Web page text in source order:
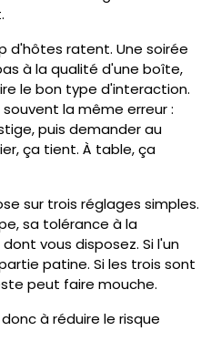
d'hôtes ratent. Une soirée
à la qualité d'une boîte,
le bon type d'interaction.
souvent la même erreur :
puis demander au
ça tient. À table, ça
sur trois réglages simples.
sa tolérance à la
vous disposez. Si l'un
patine. Si les trois sont
peut faire mouche.
à réduire le risque